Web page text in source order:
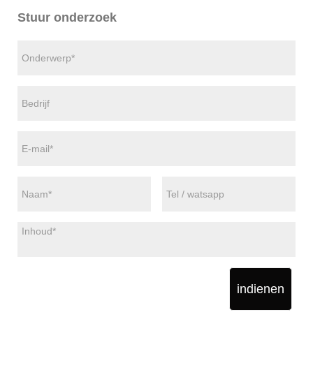
Stuur onderzoek
indienen